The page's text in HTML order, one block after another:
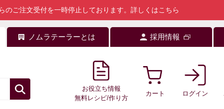
ご注文受付を一時停止しております。 詳しくはこちら
ノムラテーラーとは 採用情報
お役立ち情報
無料レシピ/作り方
カート ログイン